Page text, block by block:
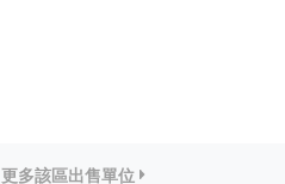
更多該區出售單位